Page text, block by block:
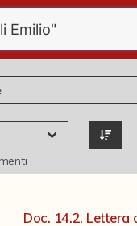
Doc. 14.2. Lettera